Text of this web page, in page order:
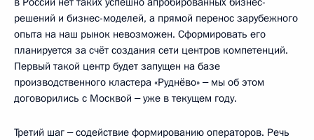
решений и бизнес-моделей, а прямой перенос зарубежного
опыта на наш рынок невозможен. Сформировать его
планируется за счёт создания сети центров компетенций.
Первый такой центр будет запущен на базе
производственного кластера «Руднёво» ‒ мы об этом
договорились с Москвой ‒ уже в текущем году.
Третий шаг ‒ содействие формированию операторов. Речь